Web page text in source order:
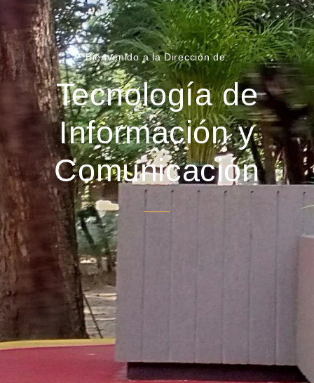
Bienvenido a la Dirección de:
Tecnología de
Información y
Comunicación